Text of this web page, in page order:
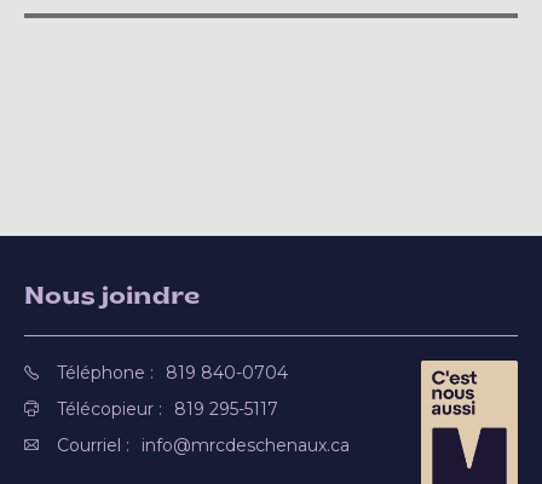
Nous joindre
Téléphone :
819 840-0704
Télécopieur :
819 295-5117
Courriel :
info@mrcdeschenaux.ca